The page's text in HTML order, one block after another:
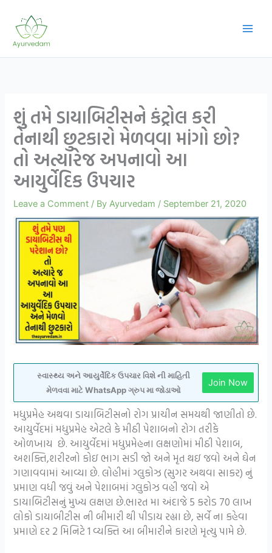
content
શું તમે ડાયાબિટીસને કંટ્રોલ કરી
તેનાથી છુટકારો મેળવવા માંગો છો?
તો અત્યારેજ અપનાવો આ
આયુર્વેદિક ઉપચાર
Leave a Comment / ByAyurvedam / September 21, 2020
સ્વાસ્થ્ય અને આયુર્વેદિક ઉપચાર વિશે ની માહિતી
મેળવવા માટે WhatsApp ગ્રુપ મા જોડાઓ
Join Now
મધુપ્રમેહ અથવા ડાયાબિટીસનો રોગ પ્રાચીન સમયથી જાણીતો છે.
આયુર્વેદમાં મધુપ્રમેહ એટલે કે મીઠી પેશાબનો રોગ તરીકે
ઓળખાય છે. આયુર્વેદમાં મધુપ્રમેહના લક્ષણોમાં મીઠી પેશાબ,
અશક્તિ,શરીરનો કોઇ ભાગ સડી જો અને મૃત થઇ જવો અને ઘેન
ગણાવવામાં આવ્યા છે. લોહીમાં ગ્લુકોઝ (સુગર અથવા સાકર) નું
પ્રમાણ વધી જવું અને પેશાબમાં ગ્લુકોઝ વહી જવો એ
ડાયાબિટીસનું મુખ્ય લક્ષણ છે.ભારત મા અંદાજે 5 કરોડ 70 લાખ
લોકો ડાયાબીટીસ ની બીમારી થી પીડાય રહ્યા છે, સર્વે ના કહેવા
પ્રમાણે દર 2 મિનિટે 1 વ્યક્તિ આ બીમારીને કારણે મૃત્યુ પામે છે.